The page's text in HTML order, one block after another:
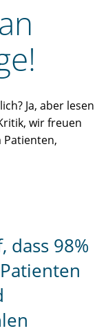
Ja, aber lesen
wir freuen
Patienten,
dass 98%